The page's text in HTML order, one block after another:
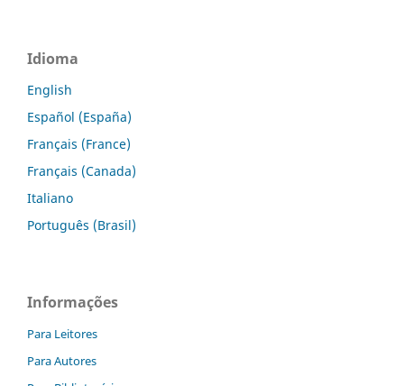
Idioma
English
Español (España)
Français (France)
Français (Canada)
Italiano
Português (Brasil)
Informações
Para Leitores
Para Autores